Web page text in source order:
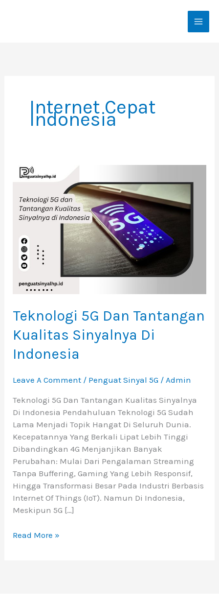
Internet Cepat
Indonesia
Teknologi 5G Dan Tantangan
Kualitas Sinyalnya Di
Indonesia
Leave A Comment / Penguat Sinyal 5G /Admin
Teknologi 5G Dan Tantangan Kualitas Sinyalnya
Di Indonesia Pendahuluan Teknologi 5G Sudah
Lama Menjadi Topik Hangat Di Seluruh Dunia.
Kecepatannya Yang Berkali Lipat Lebih Tinggi
Dibandingkan 4G Menjanjikan Banyak
Perubahan: Mulai Dari Pengalaman Streaming
Tanpa Buffering, Gaming Yang Lebih Responsif,
Hingga Transformasi Besar Pada Industri Berbasis
Internet Of Things (IoT). Namun Di Indonesia,
Meskipun 5G […]
Teknologi
Dan
Tantangan
Kualitas
Indonesia
Read More »